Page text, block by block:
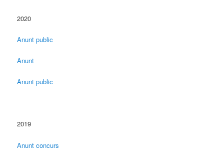
2020
Anunt public
Anunt
Anunt public
2019
Anunt concurs